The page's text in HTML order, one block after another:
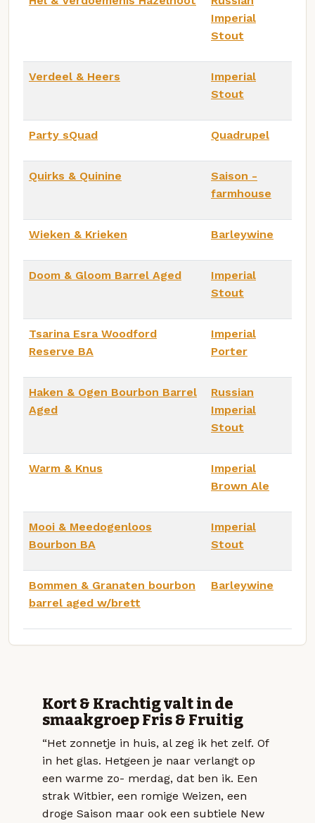
Imperial
Stout
Verdeel & Heers
Imperial
Stout
Party sQuad Quadrupel
Quirks & Quinine
Saison -
farmhouse
Wieken & Krieken Barleywine
Doom & Gloom Barrel Aged
Imperial
Stout
Tsarina Esra Woodford
Reserve BA
Imperial
Porter
Haken & Ogen Bourbon Barrel
Aged
Russian
Imperial
Stout
Warm & Knus
Imperial
Brown Ale
Mooi & Meedogenloos
Bourbon BA
Imperial
Stout
Bommen & Granaten bourbon
barrel aged w/brett
Barleywine
Kort & Krachtig valt in de
smaakgroep Fris & Fruitig
“Het zonnetje in huis, al zeg ik het zelf. Of
in het glas. Hetgeen je naar verlangt op
een warme zo- merdag, dat ben ik. Een
strak Witbier, een romige Weizen, een
droge Saison maar ook een subtiele New